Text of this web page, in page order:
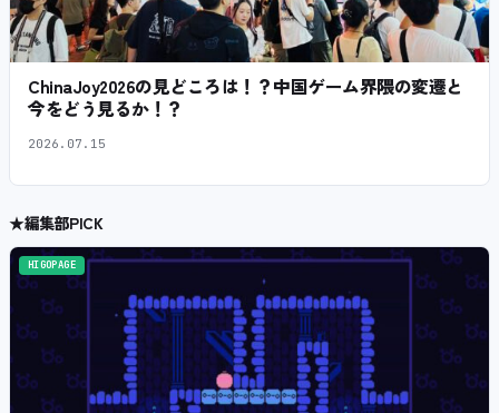
ChinaJoy2026の見どころは！？中国ゲーム界隈の変遷と
今をどう見るか！？
2026.07.15
★編集部PICK
HIGOPAGE